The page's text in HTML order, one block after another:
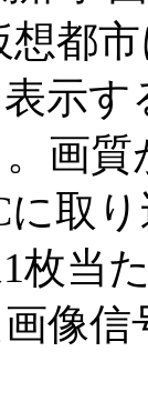
想都
示
画
に取
枚当
像